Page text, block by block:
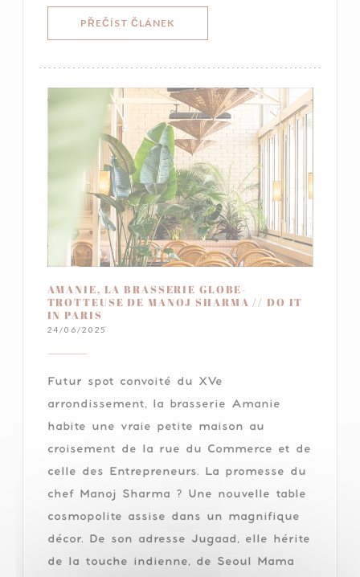
PŘEČÍST ČLÁNEK
AMANIE, LA BRASSERIE GLOBE-
TROTTEUSE DE MANOJ SHARMA // DO IT
IN PARIS
24/06/2025
Futur spot convoité du XVe
arrondissement, la brasserie Amanie
habite une vraie petite maison au
croisement de la rue du Commerce et de
celle des Entrepreneurs. La promesse du
chef Manoj Sharma ? Une nouvelle table
cosmopolite assise dans un magnifique
décor. De son adresse Jugaad, elle hérite
de la touche indienne, de Seoul Mama